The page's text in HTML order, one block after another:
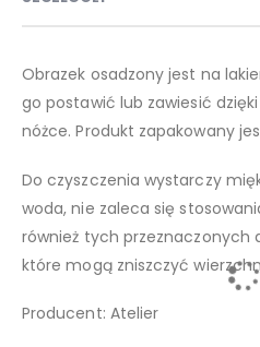
Obrazek osadzony jest na
go postawić lub zawiesić
nóżce. Produkt zapakowany
Do czyszczenia wystarczy
woda, nie zaleca się
również tych przeznaczonych
które mogą zniszczyć
Producent: Atelier